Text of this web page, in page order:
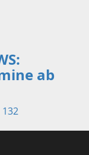
ab
132